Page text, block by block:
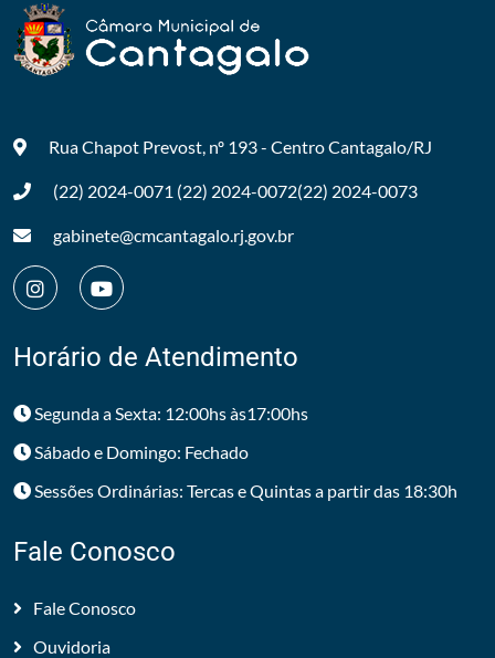
Rua Chapot Prevost, nº 193 - CentroCantagalo/RJ
(22) 2024-0071 (22) 2024-0072(22) 2024-0073
gabinete@cmcantagalo.rj.gov.br
Horário de Atendimento
Segunda a Sexta: 12:00hs às17:00hs
Sábado e Domingo: Fechado
Sessões Ordinárias: Tercas e Quintas a partir das 18:30h
Fale Conosco
Fale Conosco
Ouvidoria